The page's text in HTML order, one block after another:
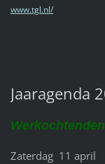
www.tgl.nl/
Jaaragenda
Zaterdag 11 april